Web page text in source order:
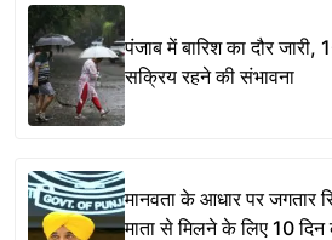
पंजाब में बारिश का दौर
सक्रिय रहने की संभावना
मानवता के आधार पर जगतार
माता से मिलने के लिए 10 दिन